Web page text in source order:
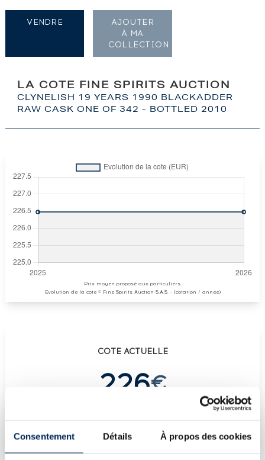
Consentement Détails À propos des cookies
LA COTE FINE SPIRITS AUCTION
CLYNELISH 19 YEARS 1990 BLACKADDER
RAW CASK ONE OF 342 - BOTTLED 2010
Prix moyen proposé aux particuliers.
Evolution de la cote © Fine Spirits Auction S.A.S. - (cotation / année)
COTE ACTUELLE
226€
226 (plus bas annuel)
VENDRE
AJOUTER
À MA
COLLECTION